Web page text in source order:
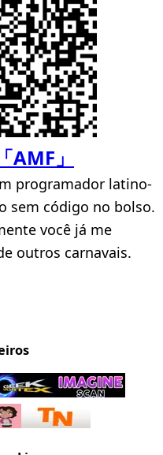
「AMF」
programador latino-
sem código no bolso.
você já me
outros carnavais.